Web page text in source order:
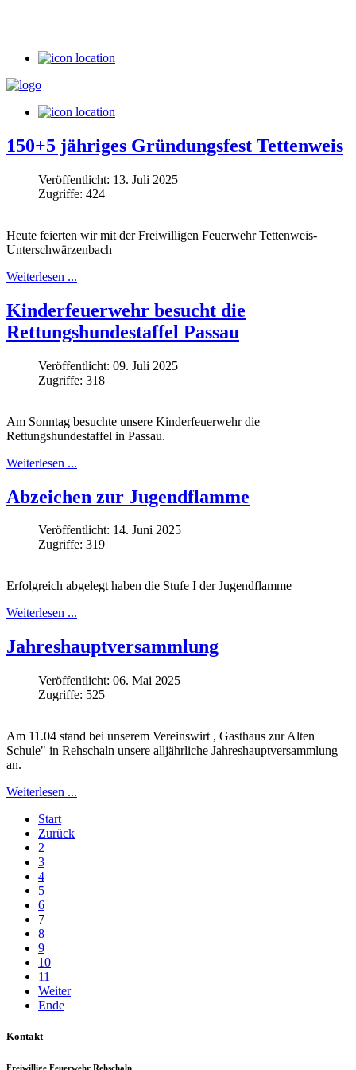
150+5 jähriges Gründungsfest Tettenweis
Veröffentlicht: 13. Juli 2025
Zugriffe: 424
Heute feierten wir mit der Freiwilligen Feuerwehr Tettenweis-
Unterschwärzenbach
Weiterlesen ...
Kinderfeuerwehr besucht die
Rettungshundestaffel Passau
Veröffentlicht: 09. Juli 2025
Zugriffe: 318
Am Sonntag besuchte unsere Kinderfeuerwehr die
Rettungshundestaffel in Passau.
Weiterlesen ...
Abzeichen zur Jugendflamme
Veröffentlicht: 14. Juni 2025
Zugriffe: 319
Erfolgreich abgelegt haben die Stufe I der Jugendflamme
Weiterlesen ...
Jahreshauptversammlung
Veröffentlicht: 06. Mai 2025
Zugriffe: 525
Am 11.04 stand bei unserem Vereinswirt , Gasthaus zur Alten
Schule" in Rehschaln unsere alljährliche Jahreshauptversammlung
an.
Weiterlesen ...
Start
Zurück
2
3
4
5
6
7
8
9
10
11
Weiter
Ende
Kontakt
Freiwillige Feuerwehr Rehschaln